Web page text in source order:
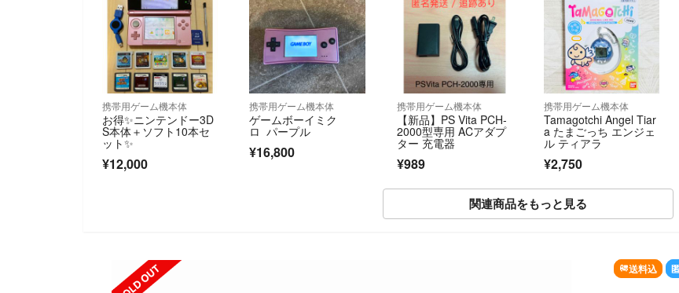
携帯用ゲーム機本体
お得✨ニンテンドー3D
S本体＋ソフト10本セ
ット✨
¥12,000
携帯用ゲーム機本体
ゲームボーイミク
ロ パープル
¥16,800
携帯用ゲーム機本体
【新品】PS Vita PCH-
2000型専用 ACアダプ
ター 充電器
¥989
携帯用ゲーム機本体
Tamagotchi Angel Tiar
a たまごっち エンジェ
ル ティアラ
¥2,750
関連商品をもっと見る
SOLD OUT 送料込